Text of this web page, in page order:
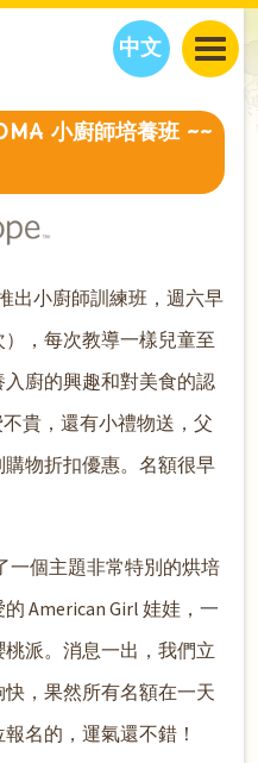
中文
JAJA’S WORLD
CLASSES
INTERVIEWS
EVENTS
THINGS TO DO
WELLNESS
EDUCATION
OUR STORY
CONTACT US
PARTNERS
SHOP N O W
小廚師培養班 ~~
出小廚師訓練班，週六早
，每次教導一樣兒童至
廚的興趣和對美食的認
貴，還有小禮物送，父
物折扣優惠。名額很早
一個主題非常特別的烘培
American Girl 娃娃，一
派。消息一出，我們立
，果然所有名額在一天
名的，運氣還不錯！